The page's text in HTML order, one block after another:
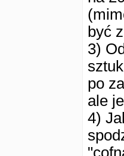
być
3)
po
ale
4)